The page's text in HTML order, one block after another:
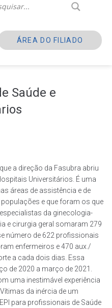
ÁREA DO FILIADO
Saúde e
a direção da Fasubra abriu
Universitários. É uma
áreas de assistência e de
e que foram os que
da ginecologia-
e cirurgia geral somaram 279
número de 622 profissionais
enfermeiros e 470 aux./
a cada dois dias. Essa
de 2020 a março de 2021.
uma inestimável experiência
da inércia de um
para profissionais de Saúde